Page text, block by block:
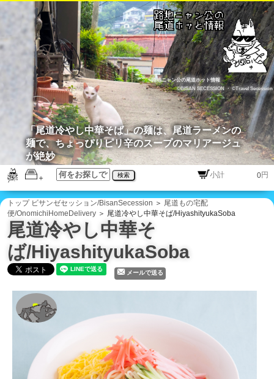
路地ニャン公の尾道ホット情報
©BISAN SECESSION
・©Travel Secession
検索 円
「尾道冷やし中華そば」の麺は、尾道ラーメンの
麺で、ちょっぴりピリ辛のスープのマリアージュ
が絶妙
トップ ビサンゼセッション/BisanSecession ＞ 尾道もの宅配
便/OnomichiHomeDelivery ＞ 尾道冷やし中華そば/HiyashityukaSoba
尾道冷やし中華そ
ば/HiyashityukaSoba
メールで送る